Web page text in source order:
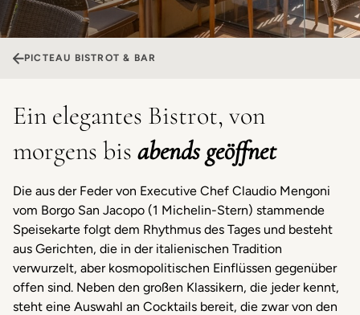
PICTEAU BISTROT & BAR
Ein elegantes Bistrot, von
morgens bis abends geöffnet
Die aus der Feder von Executive Chef Claudio Mengoni
vom Borgo San Jacopo (1 Michelin-Stern) stammende
Speisekarte folgt dem Rhythmus des Tages und besteht
aus Gerichten, die in der italienischen Tradition
verwurzelt, aber kosmopolitischen Einflüssen gegenüber
offen sind. Neben den großen Klassikern, die jeder kennt,
steht eine Auswahl an Cocktails bereit, die zwar von den